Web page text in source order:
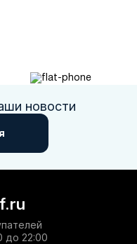
новости
до 22:00